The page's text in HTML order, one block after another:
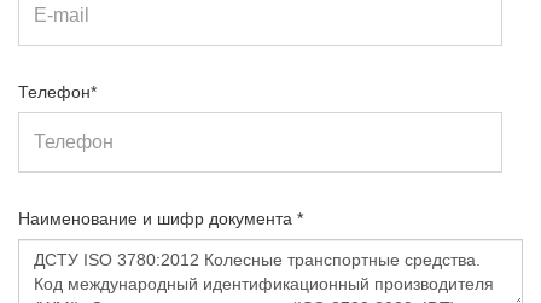
Телефон*
Наименование и шифр документа *